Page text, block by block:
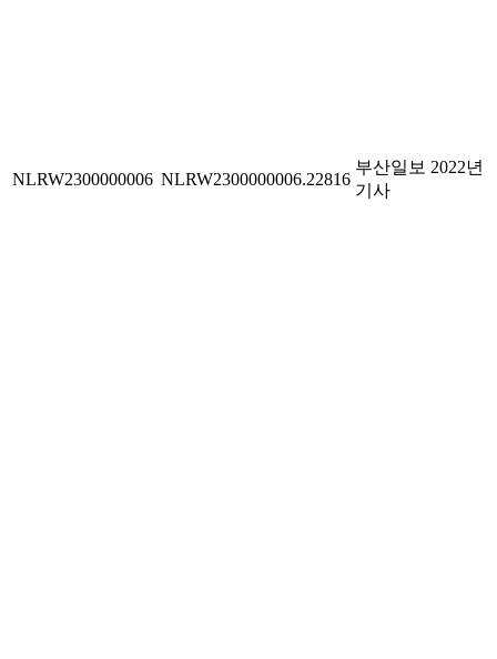
NLRW2300000006 NLRW2300000006.22816
부산일보 2022년
기사